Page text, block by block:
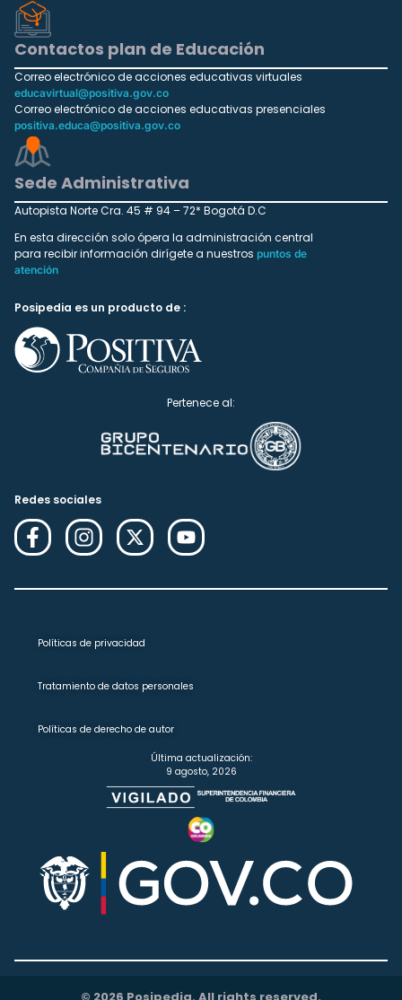
Contactos plan de Educación
Correo electrónico de acciones educativas virtuales
educavirtual@positiva.gov.co
Correo electrónico de acciones educativas presenciales
positiva.educa@positiva.gov.co
Sede Administrativa
Autopista Norte Cra. 45 # 94 – 72* Bogotá D.C
En esta dirección solo ópera la administración central
para recibir información dirígete a nuestros puntos de
atención
Posipedia es un producto de :
Pertenece al:
Redes sociales
Políticas de privacidad
Tratamiento de datos personales
Políticas de derecho de autor
Última actualización:
9 agosto, 2026